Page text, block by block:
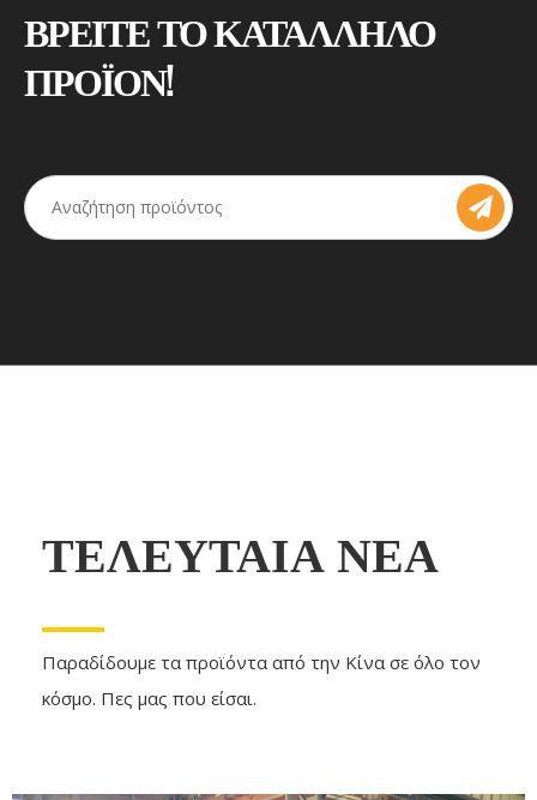
ΒΡΕΙΤΕ ΤΟ ΚΑΤΑΛΛΗΛΟ
ΠΡΟΪΟΝ!
ΤΕΛΕΥΤΑΙΑ ΝΕΑ
Παραδίδουμε τα προϊόντα από την Κίνα σε όλο τον
κόσμο. Πες μας που είσαι.